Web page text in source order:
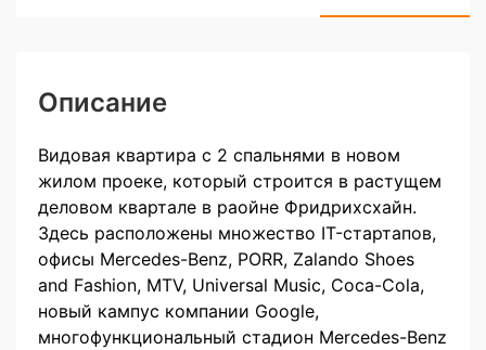
Описание
Видовая квартира с 2 спальнями в новом
жилом проеке, который строится в растущем
деловом квартале в раойне Фридрихсхайн.
Здесь расположены множество IT-стартапов,
офисы Mercedes-Benz, PORR, Zalando Shoes
and Fashion, MTV, Universal Music, Coca-Cola,
новый кампус компании Google,
многофункциональный стадион Mercedes-Benz